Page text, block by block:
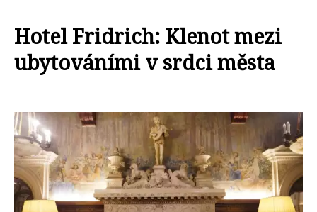
Hotel Fridrich: Klenot mezi
ubytováními v srdci města